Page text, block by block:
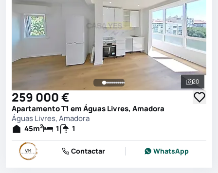
Ver
20
259 000 €
Apartamento T1 em Águas Livres, Amadora
Águas Livres, Amadora
45m2 1 1
Contactar WhatsApp